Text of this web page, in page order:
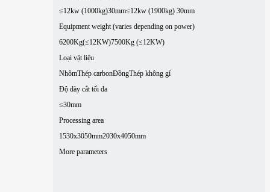
≤12kw (1000kg)30mm≤12kw (1900kg) 30mm
Equipment weight (varies depending on power)
6200Kg(≤12KW)7500Kg (≤12KW)
Loại vật liệu
NhômThép carbonĐồngThép không gỉ
Độ dày cắt tối đa
≤30mm
Processing area
1530x3050mm2030x4050mm
More parameters